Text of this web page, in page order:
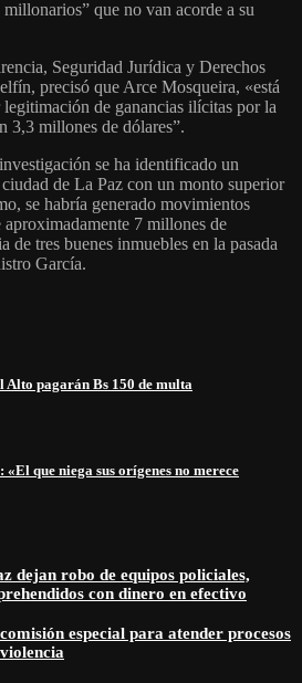
que no van acorde a su
Seguridad Jurídica y Derechos
precisó que Arce Mosqueira, «está
de ganancias ilícitas por la
3,3 millones de dólares”.
se ha identificado un
de La Paz con un monto superior
se habría generado movimientos
7 millones de
de tres buenes inmuebles en la pasada
García.
Alto pagarán Bs 150 de multa
que niega sus orígenes no merece
dejan robo de equipos policiales,
con dinero en efectivo
especial para atender procesos